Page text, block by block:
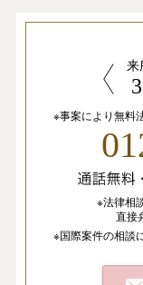
来
※事案により無料
※法律相
直接
※国際案件の相談